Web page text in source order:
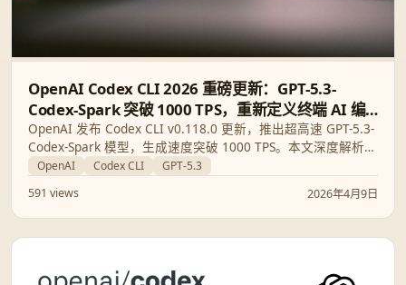
OpenAI Codex CLI 2026 重磅更新：GPT-5.3-
Codex-Spark 突破 1000 TPS，重新定义终端 AI 编
程
OpenAI 发布 Codex CLI v0.118.0 更新，推出超高速 GPT-5.3-
Codex-Spark 模型，生成速度突破 1000 TPS。本文深度解析
Windows 沙箱安全强化、设备代码登录及管道流工作流等核心
OpenAI Codex CLI
GPT-5.3
591 views
2026年4月9日